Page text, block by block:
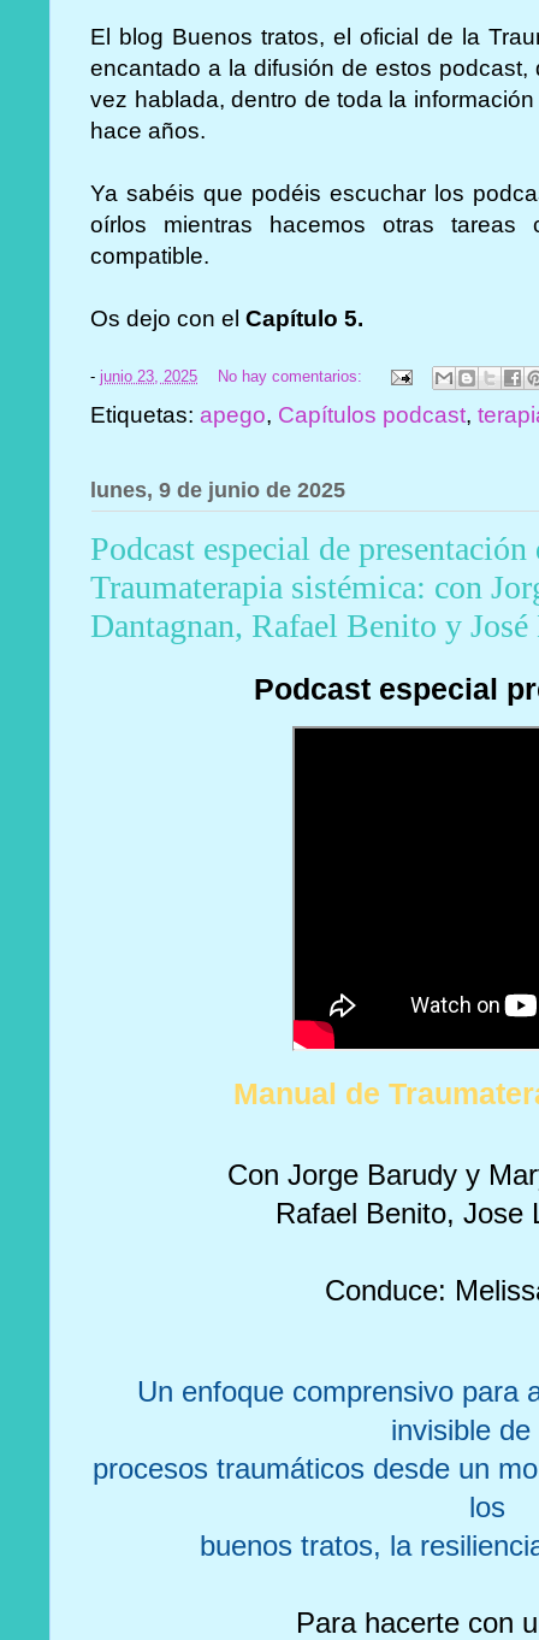
El blog Buenos tratos, el oficial de la
encantado a la difusión de estos
vez hablada, dentro de toda la
hace años.
Ya sabéis que podéis escuchar los
oírlos mientras hacemos otras
compatible.
Os dejo con elCapítulo 5.
-junio 23, 2025 No hay comentarios:
Etiquetas:apego, Capítulos podcast,
lunes, 9 de junio de 2025
Podcast especial de
Traumaterapia sistémica: con
Dantagnan, Rafael Benito y
Podcast especial
Manual de
Con Jorge Barudy y
Rafael Benito, Jose
Conduce:
Un enfoque comprensivo para
invisible
procesos traumáticos desde un
los
buenos tratos, la
Para hacerte con